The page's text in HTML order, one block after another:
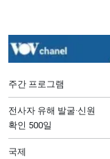
주간 프로그램
전사자 유해 발굴·신원
확인 500일
국제